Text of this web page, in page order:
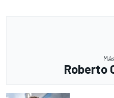
Roberto